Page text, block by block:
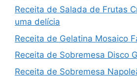
Receita de Salada de Frutas
uma delícia
Receita de Gelatina Mosaico
Receita de Sobremesa Disco
Receita de Sobremesa